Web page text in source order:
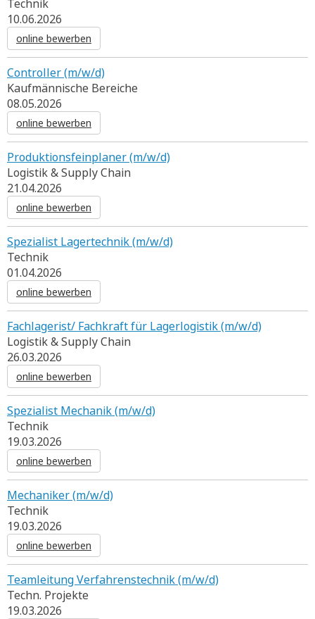
Technik
10.06.2026
online bewerben
Controller (m/w/d)
Kaufmännische Bereiche
08.05.2026
online bewerben
Produktionsfeinplaner (m/w/d)
Logistik & Supply Chain
21.04.2026
online bewerben
Spezialist Lagertechnik (m/w/d)
Technik
01.04.2026
online bewerben
Fachlagerist/ Fachkraft für Lagerlogistik (m/w/d)
Logistik & Supply Chain
26.03.2026
online bewerben
Spezialist Mechanik (m/w/d)
Technik
19.03.2026
online bewerben
Mechaniker (m/w/d)
Technik
19.03.2026
online bewerben
Teamleitung Verfahrenstechnik (m/w/d)
Techn. Projekte
19.03.2026